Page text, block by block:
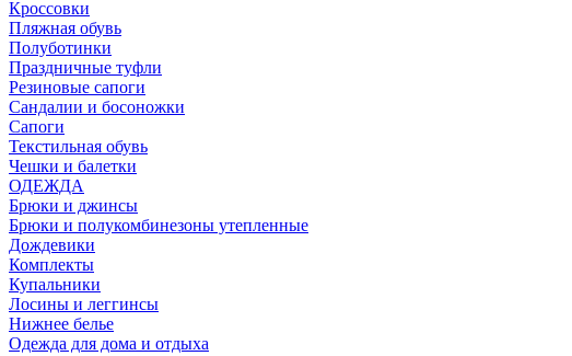
Кроссовки
Пляжная обувь
Полуботинки
Праздничные туфли
Резиновые сапоги
Сандалии и босоножки
Сапоги
Текстильная обувь
Чешки и балетки
ОДЕЖДА
Брюки и джинсы
Брюки и полукомбинезоны утепленные
Дождевики
Комплекты
Купальники
Лосины и леггинсы
Нижнее белье
Одежда для дома и отдыха